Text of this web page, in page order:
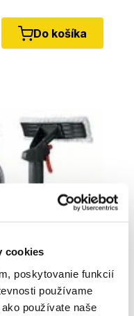
cookies
poskytovanie funkcií
používame
používate naše
Do košíka
Vysávac na